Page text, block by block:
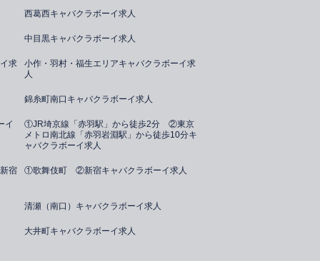
西葛西キャバクラボーイ求人
中目黒キャバクラボーイ求人
求
小作・羽村・福生エリアキャバクラボーイ求
人
錦糸町南口キャバクラボーイ求人
イ
①JR埼京線「赤羽駅」から徒歩2分 ②東京
メトロ南北線「赤羽岩淵駅」から徒歩10分キ
ャバクラボーイ求人
宿 ①歌舞伎町 ②新宿キャバクラボーイ求人
清瀬（南口）キャバクラボーイ求人
大井町キャバクラボーイ求人